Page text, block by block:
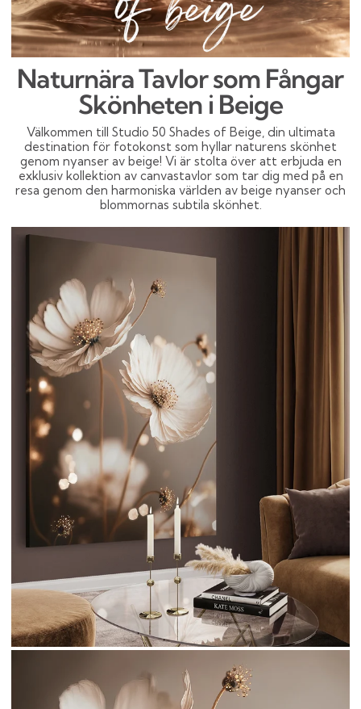
Naturnära Tavlor som Fångar
Skönheten i Beige
Välkommen till Studio 50 Shades of Beige, din ultimata
destination för fotokonst som hyllar naturens skönhet
genom nyanser av beige! Vi är stolta över att erbjuda en
exklusiv kollektion av canvastavlor som tar dig med på en
resa genom den harmoniska världen av beige nyanser och
blommornas subtila skönhet.